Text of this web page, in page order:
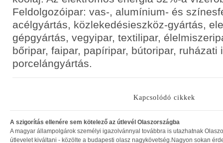
Feldolgozóipar: vas-, alumínium- és
acélgyártás, közlekedésieszköz-gyártás,
gépgyártás, vegyipar, textilipar,
bőripar, faipar, papíripar, bútoripar, ruházati
porcelángyártás.
Kapcsolódó cikkek
A szigorítás ellenére sem kötelező az útlevél Olaszországba
A magyar állampolgárok személyi igazolvánnyal továbbra is utazhatnak
útlevelet kiváltani - közölte a budapesti olasz nagykövetség.Nagyon sokan